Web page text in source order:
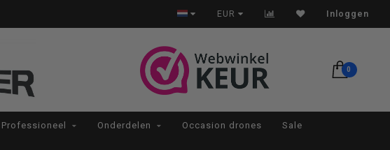
Op werkdagen voor 22:00 besteld, morgen in huis*
EUR Inloggen
0
Professioneel Onderdelen Occasion drones Sale